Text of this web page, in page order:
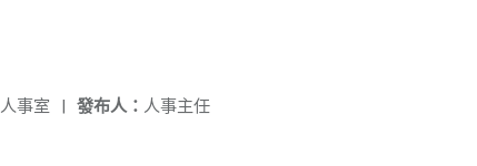
發布人： 人事主任
人事室 |